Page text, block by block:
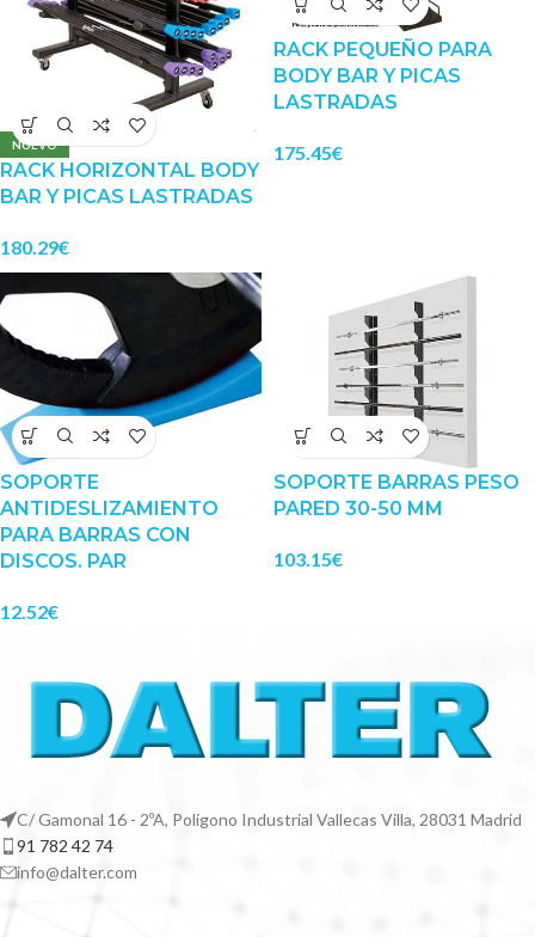
NUEVO
RACK HORIZONTAL BODY
BAR Y PICAS LASTRADAS
180.29€
RACK PEQUEÑO PARA
BODY BAR Y PICAS
LASTRADAS
175.45€
SOPORTE
ANTIDESLIZAMIENTO
PARA BARRAS CON
DISCOS. PAR
12.52€
SOPORTE BARRAS PESO
PARED 30-50 MM
103.15€
C/ Gamonal 16 - 2ºA, Polígono Industrial Vallecas Villa, 28031 Madrid
91 782 42 74
info@dalter.com